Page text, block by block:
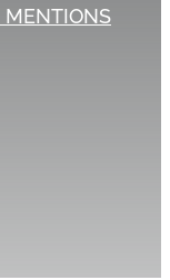
MENTIONS